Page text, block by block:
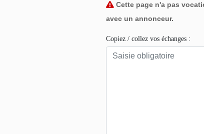
Cette page n'a pas
avec un annonceur.
Copiez / collez vos échanges :